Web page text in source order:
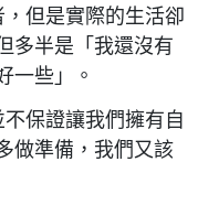
但是實際的生活卻
多半是「我還沒有
一些」。
保證讓我們擁有自
做準備，我們又該